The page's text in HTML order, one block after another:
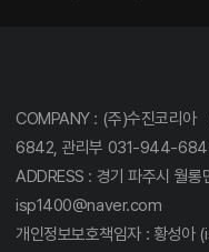
COMPANY : (주)수진코리
6842, 관리부 031-944-
ADDRESS : 경기 파주시 월
isp1400@naver.com
개인정보보호책임자 : 황성